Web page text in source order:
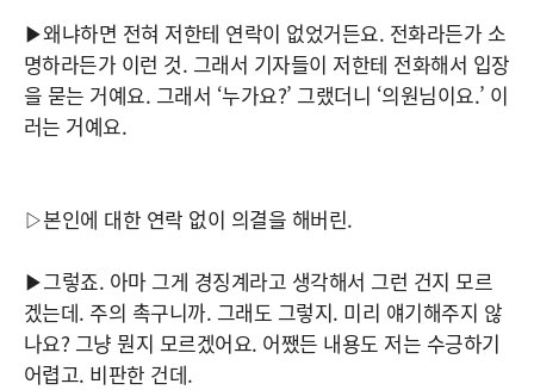
▶왜냐하면 전혀 저한테 연락이 없었거든요. 전화라든가 소
명하라든가 이런 것. 그래서 기자들이 저한테 전화해서 입장
을 묻는 거예요. 그래서 ‘누가요?’ 그랬더니 ‘의원님이요.’ 이
러는 거예요.
▷본인에 대한 연락 없이 의결을 해버린.
▶그렇죠. 아마 그게 경징계라고 생각해서 그런 건지 모르
겠는데. 주의 촉구니까. 그래도 그렇지. 미리 얘기해주지 않
나요? 그냥 뭔지 모르겠어요. 어쨌든 내용도 저는 수긍하기
어렵고. 비판한 건데.